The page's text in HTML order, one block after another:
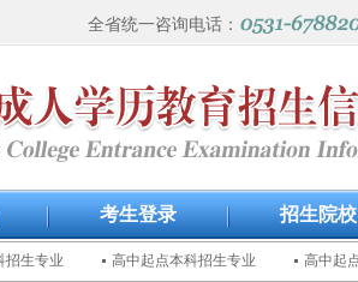
全省统一咨询电话：
考生登录 招生院校
招生专业 高中起点本科招生专业 高中起